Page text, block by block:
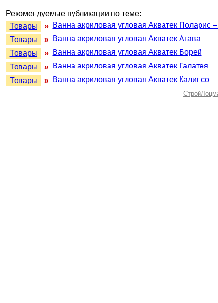
Рекомендуемые публикации по теме:
Товары
»
Ванна акриловая угловая Акватек Поларис
Товары
»
Ванна акриловая угловая Акватек Агава
Товары
»
Ванна акриловая угловая Акватек Борей
Товары
»
Ванна акриловая угловая Акватек Галатея
Товары
» Ванна акриловая угловая Акватек Калипсо